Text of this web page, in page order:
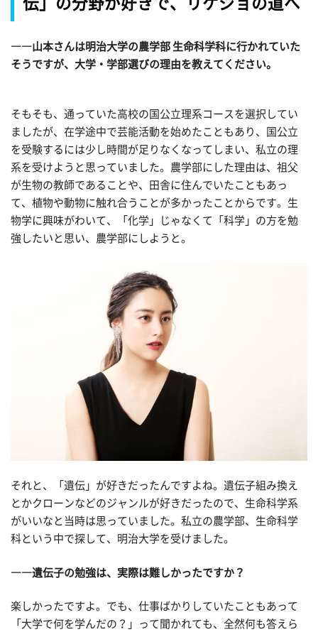
伝」の分野が好きで、リケジョの道へ
――山本さんは明治大学の農学部 生命科学科に行かれていた
そうですが、大学・学部選びの理由を教えてください。
そもそも、通っていた高校の国公立理系コースを選択してい
ましたが、在学途中で芸能活動を始めたこともあり、国公立
を受験するには少し時間が足りなくなってしまい、私立の理
系を受けようと思っていました。農学部にした理由は、祖父
が生物の教師であることや、田舎に住んでいたこともあっ
て、植物や動物に触れ合うことが多かったことからです。生
物学に興味がわいて、「化学」じゃなくて「科学」の方を勉
強したいと思い、農学部にしようと。
それと、「遺伝」が好きだったんですよね。遺伝子組み換え
とかクローンなどのジャンルが好きだったので、生命科学系
がいいなと当時は思っていました。私立の農学部、生命科学
科という中で探して、明治大学を受けました。
――遺伝子の勉強は、実際は難しかったですか？
楽しかったですよ。でも、仕事ばかりしていたこともあって
「大学で何を学んだの？」って聞かれても、全然何も答えら